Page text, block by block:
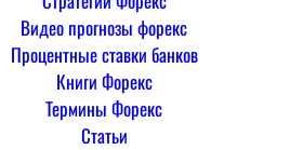
Видео прогнозы форекс
Процентные ставки банков
Книги Форекс
Термины Форекс
Статьи